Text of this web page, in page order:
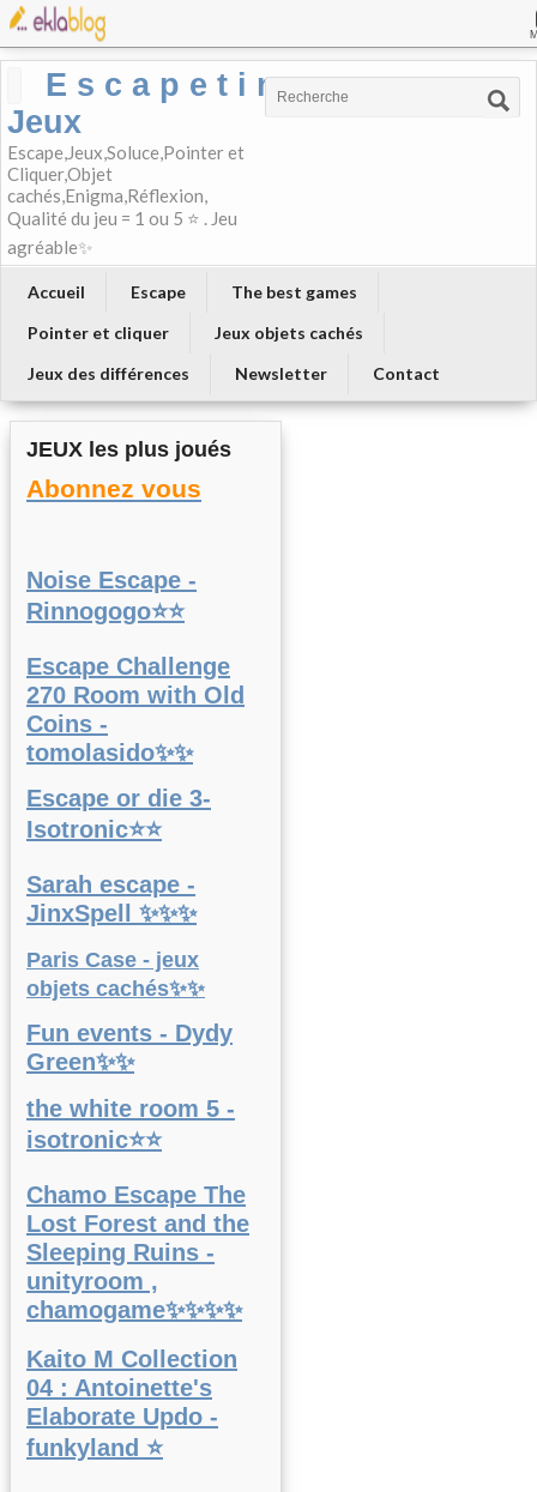
E s c a p e t i m e-
Jeux
Escape,Jeux,Soluce,Pointer et
Cliquer,Objet
cachés,Enigma,Réflexion,
Qualité du jeu = 1 ou 5 ⭐ . Jeu
agréable✨
Accueil Escape
The best games
Pointer et cliquer
Jeux objets cachés
Jeux des différences
Newsletter Contact
JEUX les plus joués
Abonnez vous
Noise Escape -
Rinnogogo⭐⭐
Escape Challenge
270 Room with Old
Coins -
tomolasido✨✨
Escape or die 3-
Isotronic⭐⭐
Sarah escape -
JinxSpell ✨✨✨
Paris Case - jeux
objets cachés✨✨
Fun events - Dydy
Green✨✨
the white room 5 -
isotronic⭐⭐
Chamo Escape The
Lost Forest and the
Sleeping Ruins -
unityroom ,
chamogame✨✨✨✨
Kaito M Collection
04 : Antoinette's
Elaborate Updo -
funkyland ⭐